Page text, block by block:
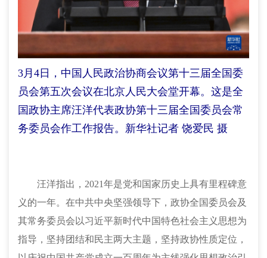
3月4日，中国人民政治协商会议第十三届全国委
员会第五次会议在北京人民大会堂开幕。这是全
国政协主席汪洋代表政协第十三届全国委员会常
务委员会作工作报告。新华社记者 饶爱民 摄
汪洋指出，2021年是党和国家历史上具有里程碑意
义的一年。在中共中央坚强领导下，政协全国委员会及
其常务委员会以习近平新时代中国特色社会主义思想为
指导，坚持团结和民主两大主题，坚持政协性质定位，